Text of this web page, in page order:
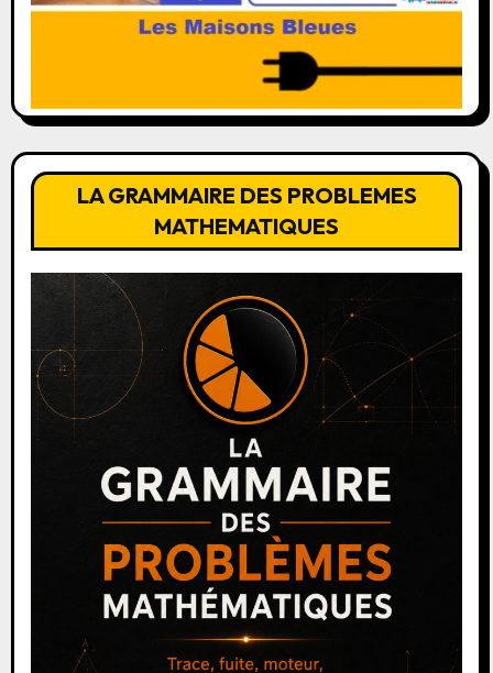
LA GRAMMAIRE DES PROBLEMES
MATHEMATIQUES